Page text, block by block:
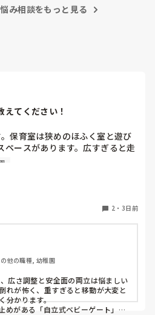
み相談をもっと見る
てください！
保育室は狭めのほふく室と遊び
ペースがあります。広すぎると走
いので、活動によってパーテーシ
と体が当たると倒れたり、つか
ては共倒れになったりで危険で
まうと活動によって柔軟に移動す
いていましたが、移動が大変で使
つかって倒れた時に怖い思いをし
で工夫されていますか？
2 ・ 3日前
他の職種, 幼稚園
広さ調整と安全面の両立は悩ましい
れが怖く、重すぎると移動が大変と
分かります。
めがある「自立式ベビーゲート」な